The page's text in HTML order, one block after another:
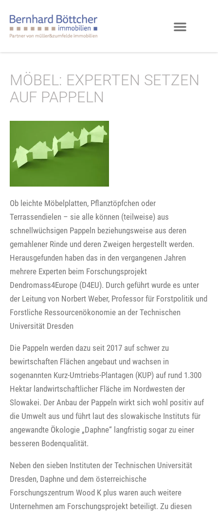
MÖBEL: EXPERTEN SETZEN
AUF PAPPELN
Ob leichte Möbelplatten, Pflanztöpfchen oder
Terrassendielen – sie alle können (teilweise) aus
schnellwüchsigen Pappeln beziehungsweise aus deren
gemahlener Rinde und deren Zweigen hergestellt werden.
Herausgefunden haben das in den vergangenen Jahren
mehrere Experten beim Forschungsprojekt
Dendromass4Europe (D4EU). Durch geführt wurde es unter
der Leitung von Norbert Weber, Professor für Forstpolitik und
Forstliche Ressourcenökonomie an der Technischen
Universität Dresden
Die Pappeln werden dazu seit 2017 auf schwer zu
bewirtschaften Flächen angebaut und wachsen in
sogenannten Kurz-Umtriebs-Plantagen (KUP) auf rund 1.300
Hektar landwirtschaftlicher Fläche im Nordwesten der
Slowakei. Der Anbau der Pappeln wirkt sich wohl positiv auf
die Umwelt aus und führt laut des slowakische Instituts für
angewandte Ökologie „Daphne“ langfristig sogar zu einer
besseren Bodenqualität.
Neben den sieben Instituten der Technischen Universität
Dresden, Daphne und dem österreichische
Forschungszentrum Wood K plus waren auch weitere
Unternehmen am Forschungsprojekt beteiligt. Zu diesen